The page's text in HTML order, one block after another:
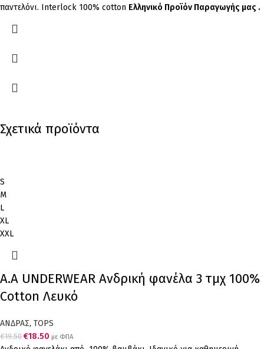
παντελόνι. Interlock 100% cotton Ελληνικό Προϊόν Παραγωγής μας .
Σχετικά προϊόντα
S
M
L
XL
XXL
Α.A UNDERWEAR Ανδρική φανέλα 3 τμχ 100%
Cotton Λευκό
ΑΝΔΡΑΣ, TOPS
€19.50 €18.50 με ΦΠΑ